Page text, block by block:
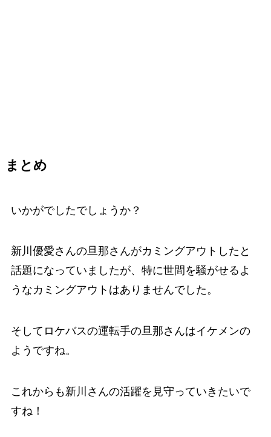
まとめ
いかがでしたでしょうか？
新川優愛さんの旦那さんがカミングアウトしたと
話題になっていましたが、特に世間を騒がせるよ
うなカミングアウトはありませんでした。
そしてロケバスの運転手の旦那さんはイケメンの
ようですね。
これからも新川さんの活躍を見守っていきたいで
すね！